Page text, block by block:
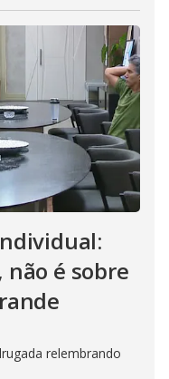
não é sobre
relembrando